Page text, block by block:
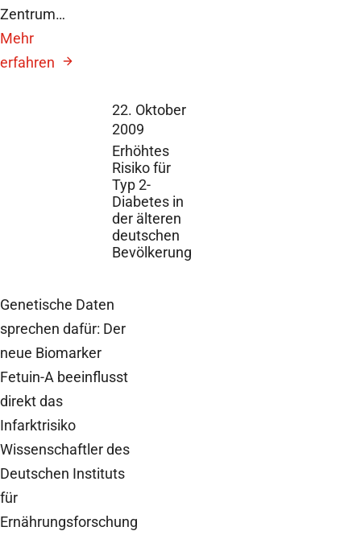
22. Oktober
2009
Erhöhtes
Risiko für
Typ 2-
Diabetes in
der älteren
deutschen
Bevölkerung
Zentrum…
Mehr
erfahren
Genetische Daten
sprechen dafür: Der
neue Biomarker
Fetuin-A beeinflusst
direkt das
Infarktrisiko
Wissenschaftler des
Deutschen Instituts
für
Ernährungsforschung